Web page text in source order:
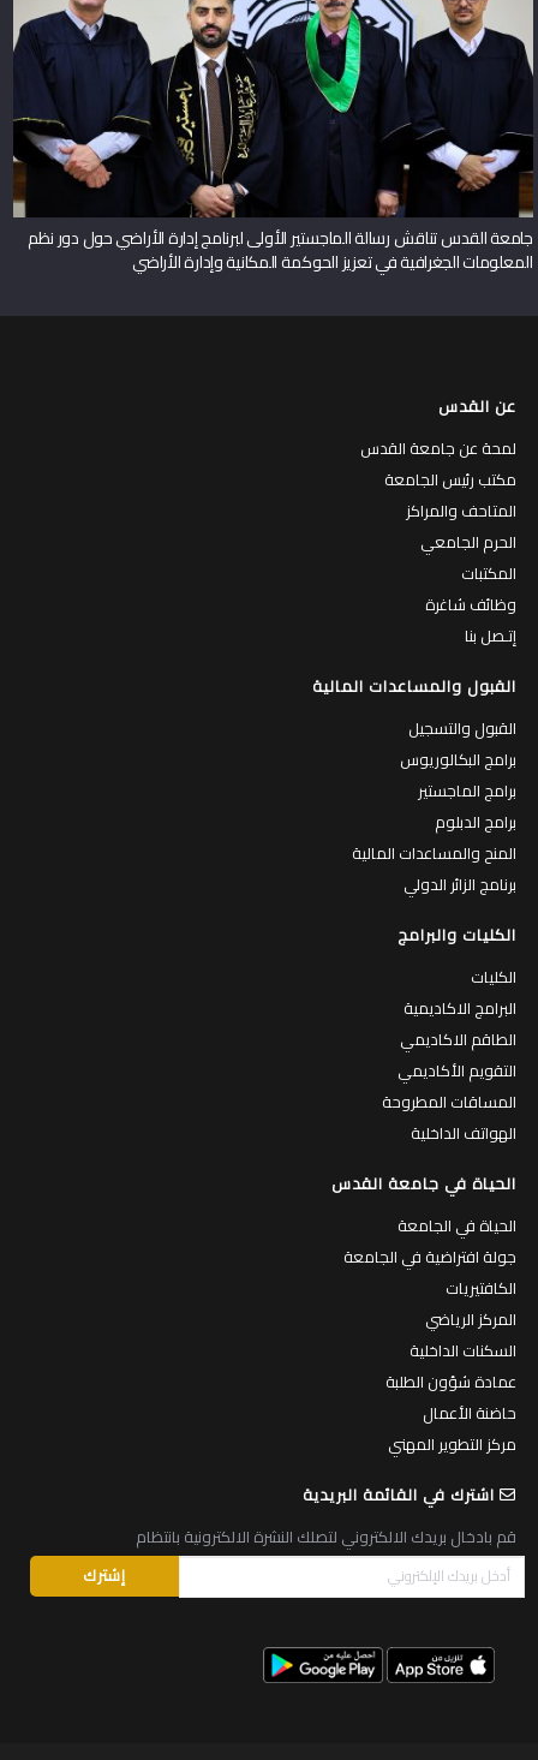
جامعة القدس تناقش رسالة الماجستير الأولى لبرنامج إدارة الأراضي حول دور نظم
المعلومات الجغرافية في تعزيز الحوكمة المكانية وإدارة الأراضي
عن القدس
لمحة عن جامعة القدس
مكتب رئيس الجامعة
المتاحف والمراكز
الحرم الجامعي
المكتبات
وظائف شاغرة
إتـصل بنا
القبول والمساعدات المالية
القبول والتسجيل
برامج البكالوريوس
برامج الماجستير
برامج الدبلوم
المنح والمساعدات المالية
برنامج الزائر الدولي
الكليات والبرامج
الكليات
البرامج الاكاديمية
الطاقم الاكاديمي
التقويم الأكاديمي
المساقات المطروحة
الهواتف الداخلية
الحياة في جامعة القدس
الحياة في الجامعة
جولة افتراضية في الجامعة
الكافتيريات
المركز الرياضي
السكنات الداخلية
عمادة شؤون الطلبة
حاضنة الأعمال
مركز التطوير المهني
اشترك في القائمة البريدية
قم بادخال بريدك الالكتروني لتصلك النشرة الالكترونية بانتظام